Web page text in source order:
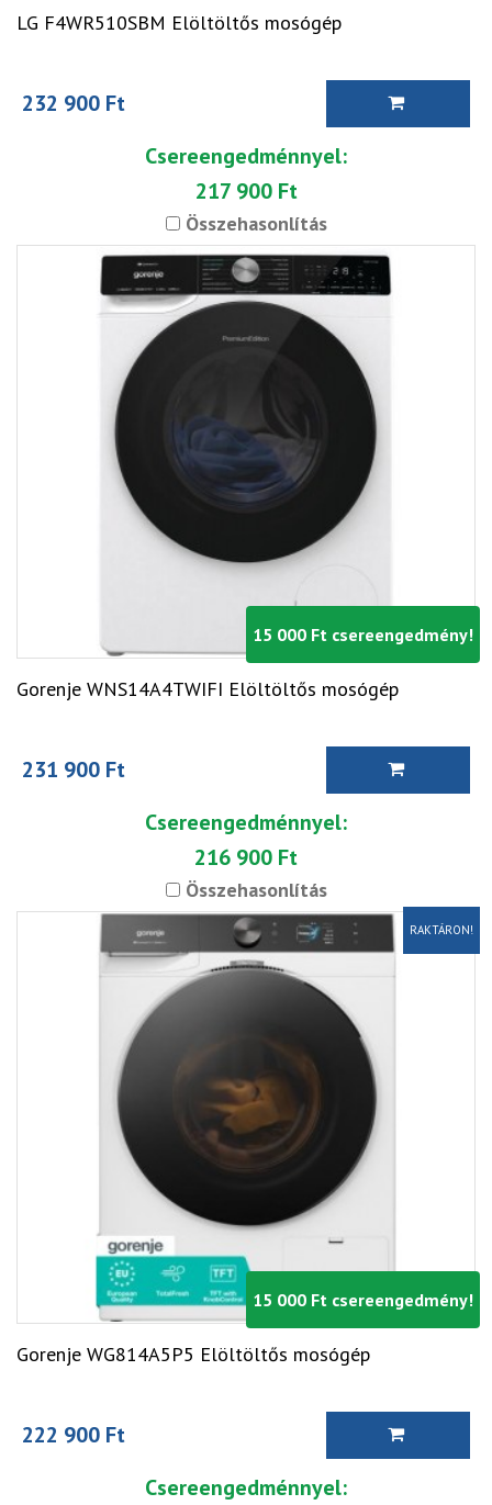
LG F4WR510SBM Elöltöltős mosógép
232 900 Ft
Csereengedménnyel:
217 900 Ft
Összehasonlítás
15 000 Ft csereengedmény!
Gorenje WNS14A4TWIFI Elöltöltős mosógép
231 900 Ft
Csereengedménnyel:
216 900 Ft
Összehasonlítás
15 000 Ft csereengedmény!
RAKTÁRON!
Gorenje WG814A5P5 Elöltöltős mosógép
222 900 Ft
Csereengedménnyel: